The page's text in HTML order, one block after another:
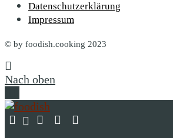
Datenschutzerklärung
Impressum
© by foodish.cooking 2023
Nach oben